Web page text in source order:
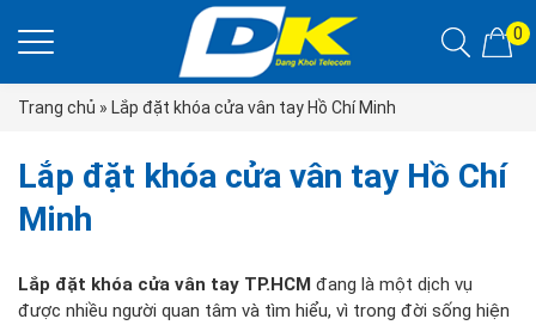
0
Trang chủ » Lắp đặt khóa cửa vân tay Hồ Chí Minh
Lắp đặt khóa cửa vân tay Hồ Chí
Minh
Lắp đặt khóa cửa vân tay TP.HCM đang là một dịch vụ
được nhiều người quan tâm và tìm hiểu, vì trong đời sống hiện